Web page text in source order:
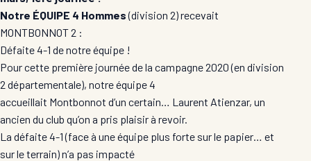
Notre ÉQUIPE 4 Hommes(division 2) recevait
MONTBONNOT 2 :
Défaite 4-1 de notre équipe !
Pour cette première journée de la campagne 2020 (en division
2 départementale), notre équipe 4
accueillait Montbonnot d’un certain… Laurent Atienzar, un
ancien du club qu’on a pris plaisir à revoir.
La défaite 4-1 (face à une équipe plus forte sur le papier… et
sur le terrain) n’a pas impacté